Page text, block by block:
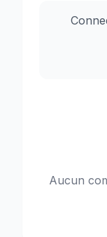
Aucun